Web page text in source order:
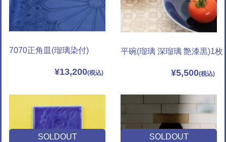
7070正角皿(瑠璃染付)
¥13,200
平碗(瑠璃 深瑠璃 艶漆黒)1枚
¥5,500
SOLDOUT SOLDOUT